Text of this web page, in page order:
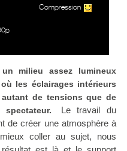
Compression
milieu assez lumineux
les éclairages intérieurs
autant de tensions que de
Le travail du
de créer une atmosphère à
coller au sujet, nous